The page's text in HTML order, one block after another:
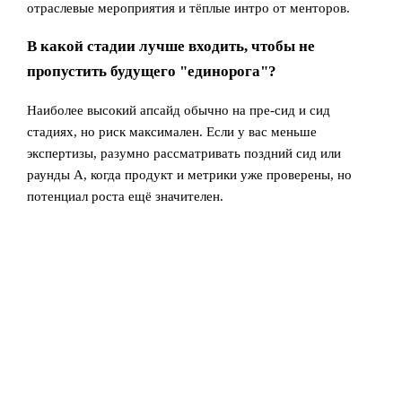
отраслевые мероприятия и тёплые интро от менторов.
В какой стадии лучше входить, чтобы не
пропустить будущего "единорога"?
Наиболее высокий апсайд обычно на пре‑сид и сид
стадиях, но риск максимален. Если у вас меньше
экспертизы, разумно рассматривать поздний сид или
раунды A, когда продукт и метрики уже проверены, но
потенциал роста ещё значителен.